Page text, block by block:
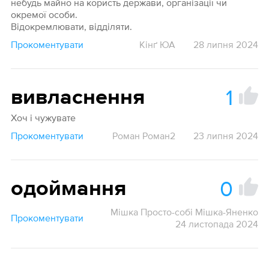
небудь майно на користь держави, організації чи
окремої особи.
Відокремлювати, відділяти.
Прокоментувати
Кінґ ЮА 28 липня 2024
вивласнення 1
Хоч і чужувате
Прокоментувати
Роман Роман2 23 липня 2024
одоймання 0
Прокоментувати
Мішка Просто-собі Мішка-Яненко
24 листопада 2024